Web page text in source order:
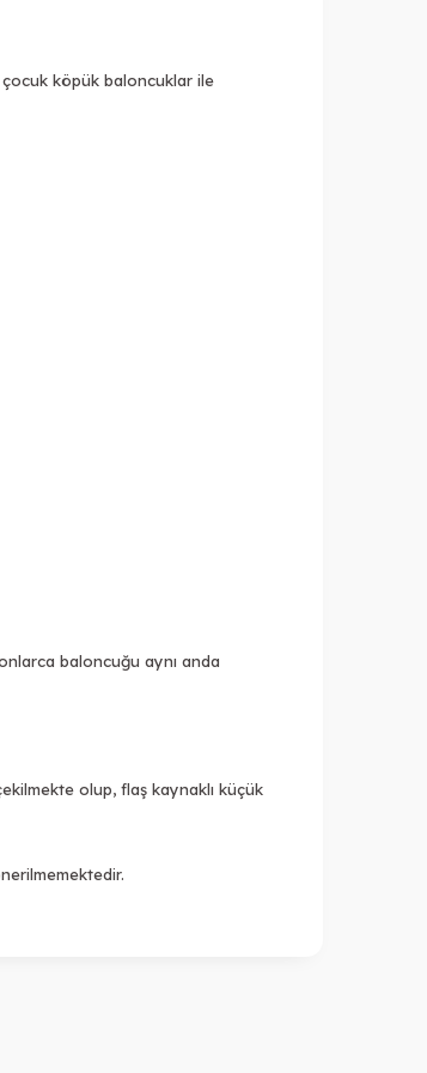
köpük baloncuklar ile
baloncuğu aynı anda
olup, flaş kaynaklı küçük